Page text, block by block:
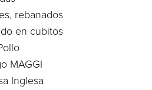
rebanados
en cubitos
MAGGI
Inglesa